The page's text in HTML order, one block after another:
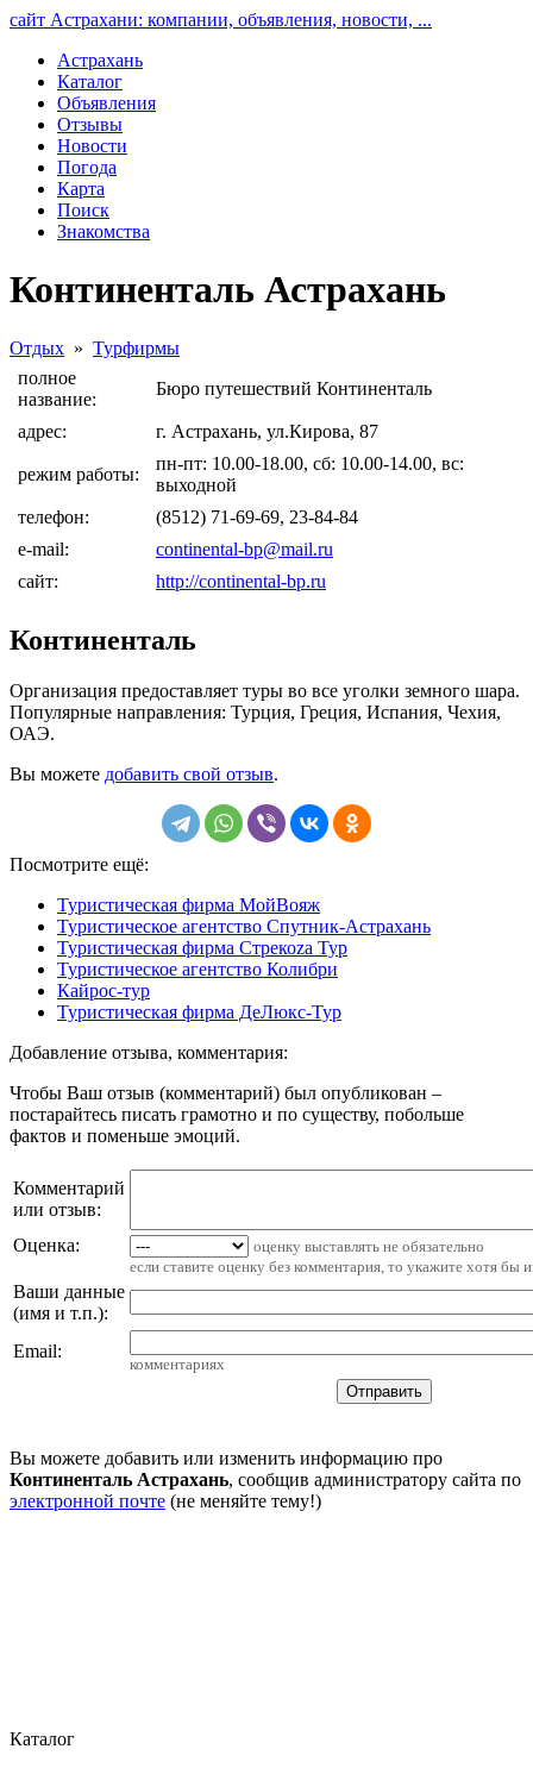
сайт Астрахани: компании, объявления, новости, ...
Астрахань
Каталог
Объявления
Отзывы
Новости
Погода
Карта
Поиск
Знакомства
Континенталь Астрахань
Отдых » Турфирмы
полное
название:
Бюро путешествий Континенталь
адрес: г. Астрахань, ул.Кирова, 87
режим работы:
пн-пт: 10.00-18.00, сб: 10.00-14.00, вс:
выходной
телефон:
(8512) 71-69-69, 23-84-84
e-mail:
continental-bp@mail.ru
сайт:
http://continental-bp.ru
Континенталь
Организация предоставляет туры во все уголки земного шара.
Популярные направления: Турция, Греция, Испания, Чехия,
ОАЭ.
Вы можете добавить свой отзыв.
Посмотрите ещё:
Туристическая фирма МойВояж
Туристическое агентство Спутник-Астрахань
Туристическая фирма Стрекоzа Тур
Туристическое агентство Колибри
Кайрос-тур
Туристическая фирма ДеЛюкс-Тур
Добавление отзыва, комментария:
Чтобы Ваш отзыв (комментарий) был опубликован –
постарайтесь писать грамотно и по существу, побольше
фактов и поменьше эмоций.
Комментарий
или отзыв:
Оценка:
оценку выставлять не обязательно
если ставите оценку без комментария, то укажите хотя бы
Ваши данные
(имя и т.п.):
Email:
комментариях
Вы можете добавить или изменить информацию про
Континенталь Астрахань, сообщив администратору сайта по
электронной почте (не меняйте тему!)
Каталог